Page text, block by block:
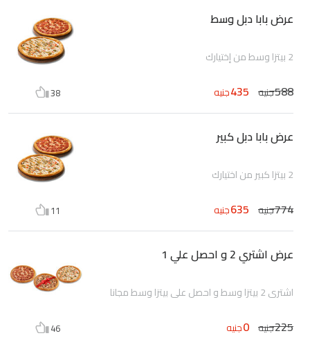
عرض بابا دبل وسط
2 بيتزا وسط من إختيارك
588جنيه 435جنيه 38
عرض بابا دبل كبير
2 بيتزا كبير من اختيارك
774جنيه 635جنيه 11
عرض اشتري 2 و احصل علي 1
اشتري 2 بيتزا وسط و احصل علي بيتزا وسط مجانا
225جنيه 0جنيه 46